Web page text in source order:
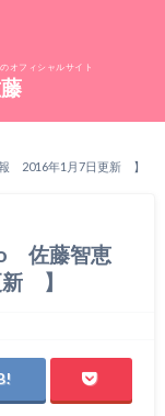
オフィシャルサイト
2016年1月7日更新 】
佐藤智恵
】